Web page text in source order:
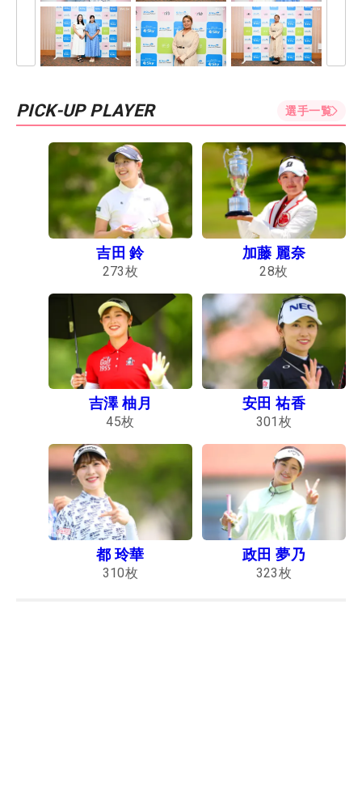
PICK-UP PLAYER 選手一覧
吉田 鈴
273枚
加藤 麗奈
28枚
吉澤 柚月
45枚
安田 祐香
301 枚
都 玲華
310枚
政田 夢乃
323枚